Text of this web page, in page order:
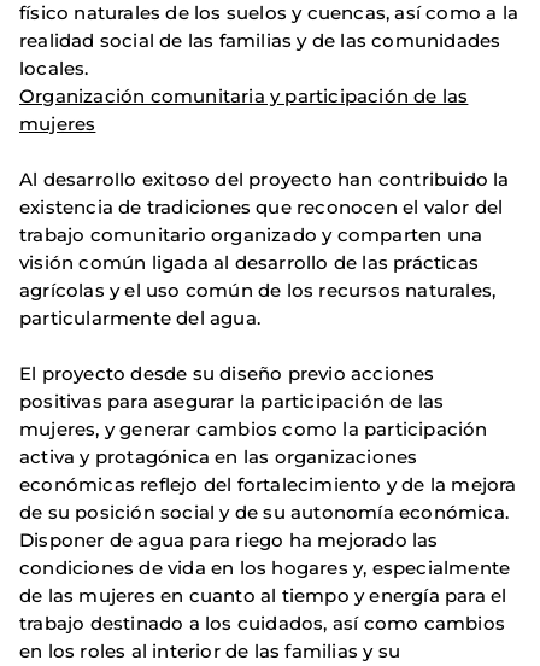
físico naturales de los suelos y cuencas, así como a la
realidad social de las familias y de las comunidades
locales.
Organización comunitaria y participación de las
mujeres
Al desarrollo exitoso del proyecto han contribuido la
existencia de tradiciones que reconocen el valor del
trabajo comunitario organizado y comparten una
visión común ligada al desarrollo de las prácticas
agrícolas y el uso común de los recursos naturales,
particularmente del agua.
El proyecto desde su diseño previo acciones
positivas para asegurar la participación de las
mujeres, y generar cambios como la participación
activa y protagónica en las organizaciones
económicas reflejo del fortalecimiento y de la mejora
de su posición social y de su autonomía económica.
Disponer de agua para riego ha mejorado las
condiciones de vida en los hogares y, especialmente
de las mujeres en cuanto al tiempo y energía para el
trabajo destinado a los cuidados, así como cambios
en los roles al interior de las familias y su